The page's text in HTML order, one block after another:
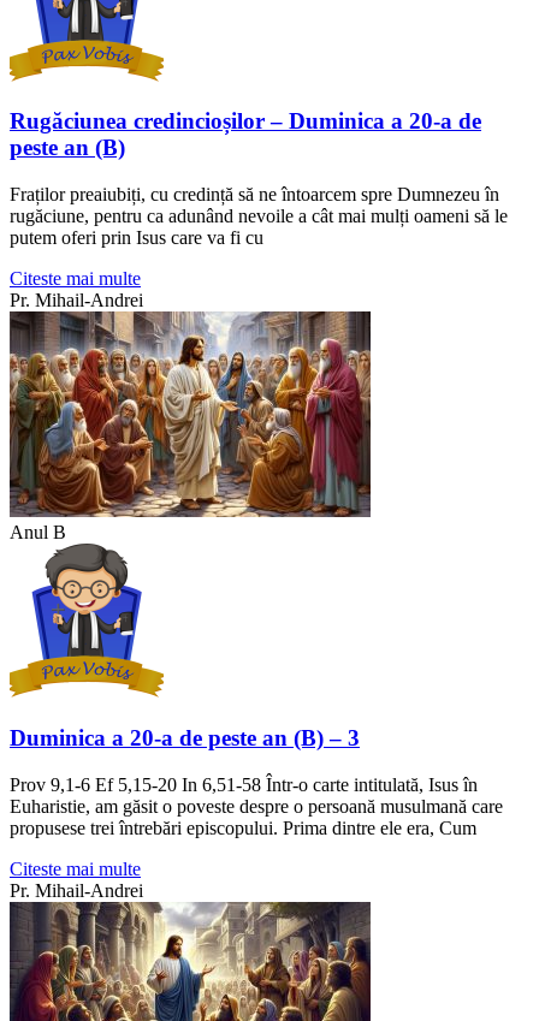
Rugăciunea credincioșilor – Duminica a 20-a de
peste an (B)
Fraților preaiubiți, cu credință să ne întoarcem spre Dumnezeu în
rugăciune, pentru ca adunând nevoile a cât mai mulți oameni să le
putem oferi prin Isus care va fi cu
Citeste mai multe
Pr. Mihail-Andrei
Anul B
Duminica a 20-a de peste an (B) – 3
Prov 9,1-6 Ef 5,15-20 In 6,51-58 Într-o carte intitulată, Isus în
Euharistie, am găsit o poveste despre o persoană musulmană care
propusese trei întrebări episcopului. Prima dintre ele era, Cum
Citeste mai multe
Pr. Mihail-Andrei